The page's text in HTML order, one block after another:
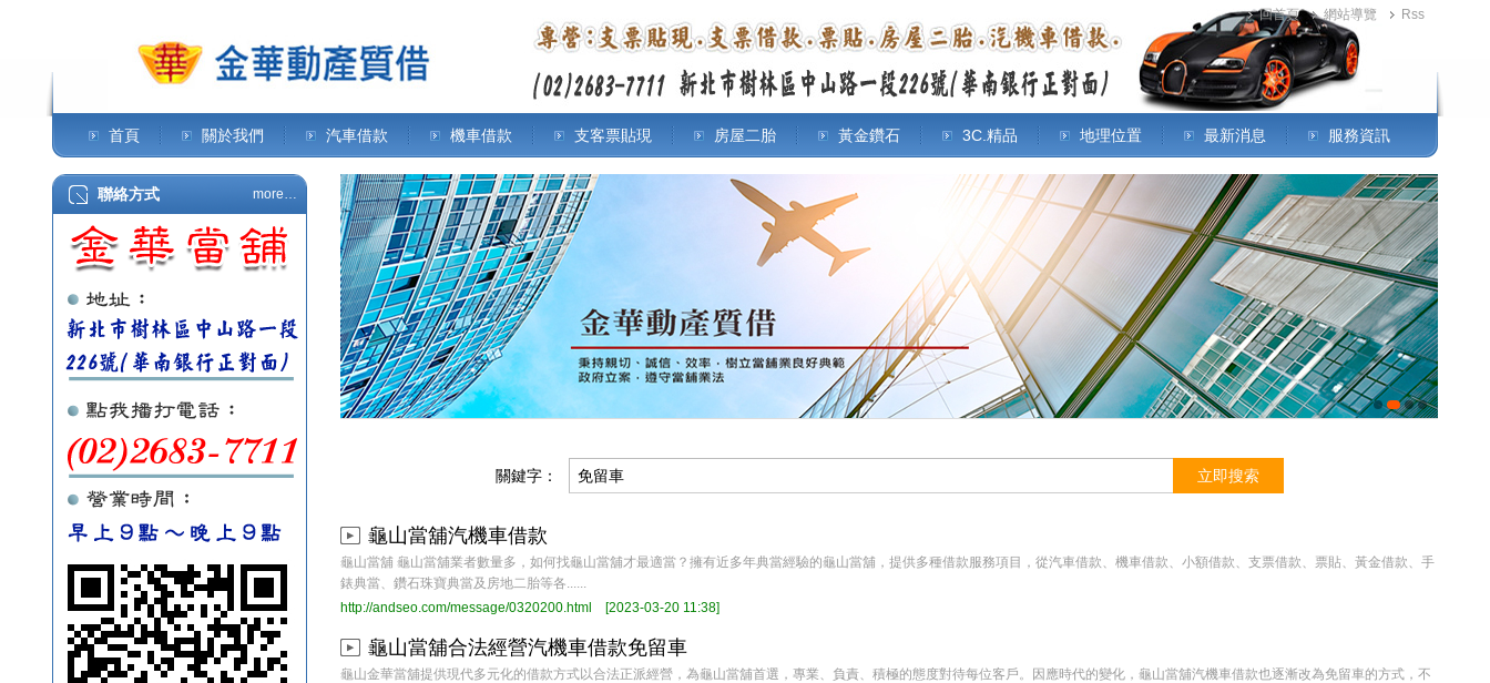
回首頁 網站導覽 Rss
首頁 關於我們 汽車借款 機車借款 支客票貼現 房屋二胎 黃金鑽石 3C.精品 地理位置 最新消息 服務資訊
聯絡方式 more…
關鍵字：
龜山當舖汽機車借款
龜山當舖 龜山當舖業者數量多，如何找龜山當舖才最適當？擁有近多年典當經驗的龜山當舖，提供多種借款服務項目，從汽車借款、機車借款、小額借款、支票借款、票貼、黃金借款、手
錶典當、鑽石珠寶典當及房地二胎等各......
http://andseo.com/message/0320200.html
[2023-03-20 11:38]
龜山當舖合法經營汽機車借款免留車
龜山金華當舖提供現代多元化的借款方式以合法正派經營，為龜山當舖首選，專業、負責、積極的態度對待每位客戶。因應時代的變化，龜山當舖汽機車借款也逐漸改為免留車的方式，不